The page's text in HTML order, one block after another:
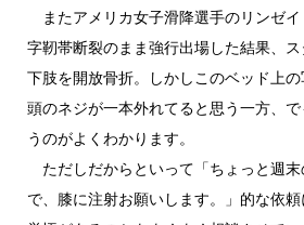
またアメリカ女子滑降選手のリンゼ
字靭帯断裂のまま強行出場した結果、
下肢を開放骨折。しかしこのベッド上
頭のネジが一本外れてると思う一方、
うのがよくわかります。
ただしだからといって「ちょっと週
で、膝に注射お願いします。」的な依